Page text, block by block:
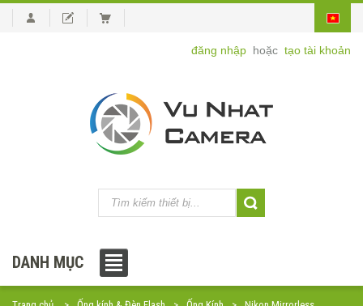
đăng nhập hoặc tạo tài khoản
DANH MỤC